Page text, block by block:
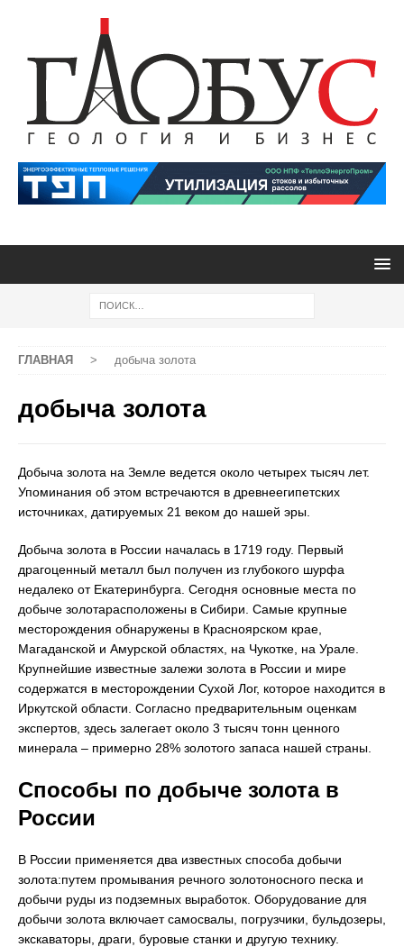
ГЛАВНАЯ > добыча золота
добыча золота
Добыча золота на Земле ведется около четырех тысяч лет.
Упоминания об этом встречаются в древнеегипетских
источниках, датируемых 21 веком до нашей эры.
Добыча золота в России началась в 1719 году. Первый
драгоценный металл был получен из глубокого шурфа
недалеко от Екатеринбурга. Сегодня основные места по
добыче золотарасположены в Сибири. Самые крупные
месторождения обнаружены в Красноярском крае,
Магаданской и Амурской областях, на Чукотке, на Урале.
Крупнейшие известные залежи золота в России и мире
содержатся в месторождении Сухой Лог, которое находится в
Иркутской области. Согласно предварительным оценкам
экспертов, здесь залегает около 3 тысяч тонн ценного
минерала – примерно 28% золотого запаса нашей страны.
Способы по добыче золота в
России
В России применяется два известных способа добычи
золота:путем промывания речного золотоносного песка и
добычи руды из подземных выработок. Оборудование для
добычи золота включает самосвалы, погрузчики, бульдозеры,
экскаваторы, драги, буровые станки и другую технику.